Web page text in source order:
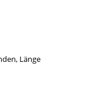
Länge